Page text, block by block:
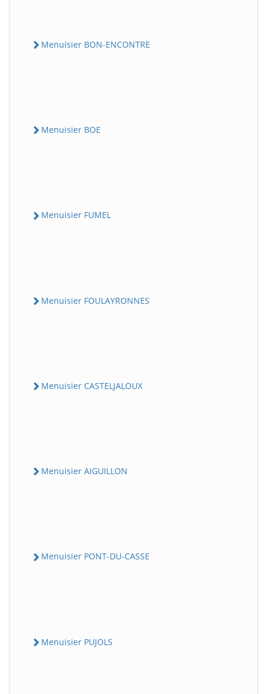
Menuisier BON-ENCONTRE
Menuisier BOE
Menuisier FUMEL
Menuisier FOULAYRONNES
Menuisier CASTELJALOUX
Menuisier AIGUILLON
Menuisier PONT-DU-CASSE
Menuisier PUJOLS